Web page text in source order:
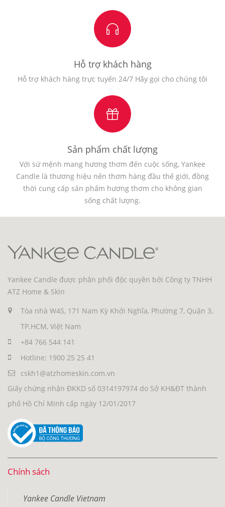
Hỗ trợ khách hàng
Hỗ trợ khách hàng trực tuyến 24/7 Hãy gọi cho chúng tôi
Sản phẩm chất lượng
Với sứ mệnh mang hương thơm đến cuộc sống, Yankee
Candle là thương hiệu nến thơm hàng đầu thế giới, đồng
thời cung cấp sản phẩm hương thơm cho không gian
sống chất lượng.
Yankee Candle được phân phối độc quyền bởi Công ty TNHH
ATZ Home & Skin
Tòa nhà W4S, 171 Nam Kỳ Khởi Nghĩa, Phường 7, Quận 3,
TP.HCM, Việt Nam
+84 766 544 141
Hotline: 1900 25 25 41
cskh1@atzhomeskin.com.vn
Giấy chứng nhận ĐKKD số 0314197974 do Sở KH&ĐT thành
phố Hồ Chí Minh cấp ngày 12/01/2017
Chính sách
Yankee Candle Vietnam